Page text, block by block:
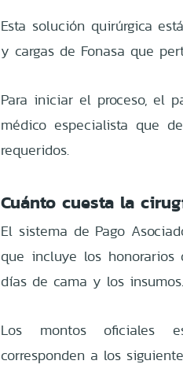
Esta solución quirúrgica
y cargas de Fonasa que
Para iniciar el proceso, el
médico especialista que
requeridos.
Cuánto cuesta la
El sistema de Pago
que incluye los
días de cama y los insumos.
Los montos oficiales
corresponden a los